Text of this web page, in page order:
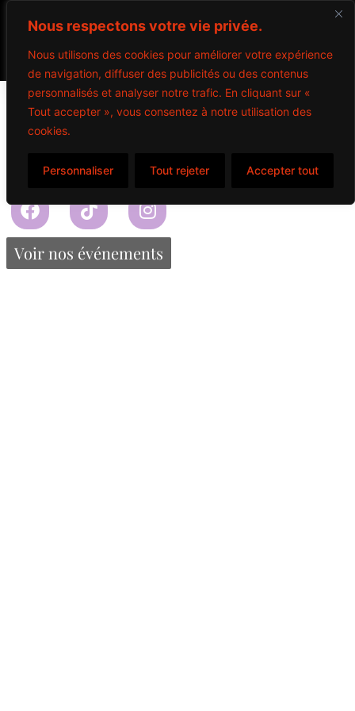
Nous respectons votre vie privée.
Nous utilisons des cookies pour améliorer votre expérience
de navigation, diffuser des publicités ou des contenus
personnalisés et analyser notre trafic. En cliquant sur «
Tout accepter », vous consentez à notre utilisation des
cookies.
Personnaliser Tout rejeter Accepter tout
Icetea
5.00
Voir nos événements
Propulsé par Miitems